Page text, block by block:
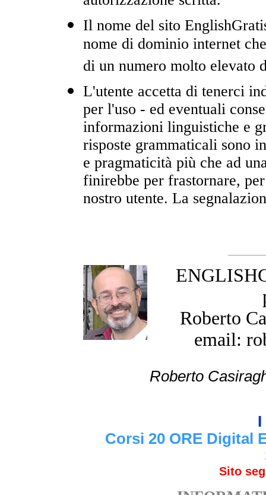
Il nome del sito
nome di dominio internet
di un numero molto elevato
L'utente accetta di tenerci
per l'uso - ed eventuali
informazioni linguistiche e
risposte grammaticali sono
e pragmaticità più che ad
finirebbe per frastornare,
nostro utente. La
Roberto
email:
Roberto
Corsi 20 ORE Digital
Sito